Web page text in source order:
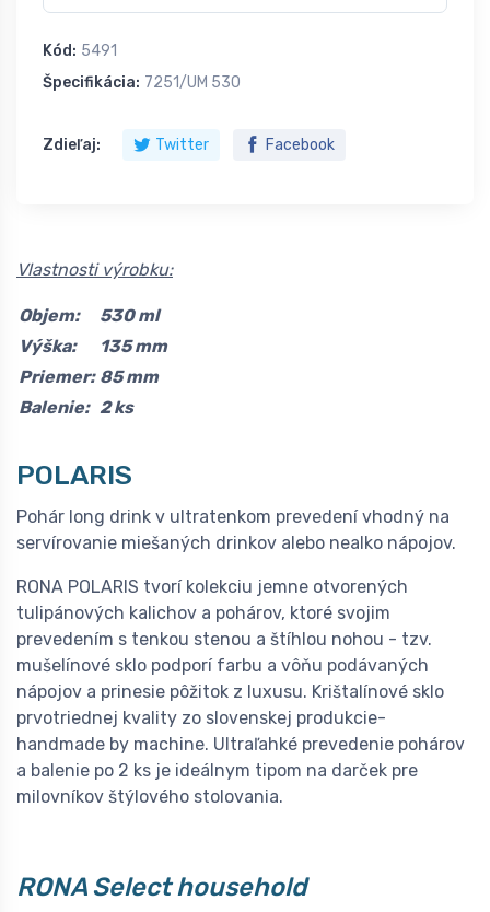
Kód: 5491
Špecifikácia: 7251/UM 530
Zdieľaj: Twitter Facebook
Vlastnosti výrobku:
Objem:
530 ml
Výška:
135 mm
Priemer: 85 mm
Balenie: 2 ks
POLARIS
Pohár long drink v ultratenkom prevedení vhodný na
servírovanie miešaných drinkov alebo nealko nápojov.
RONA POLARIS tvorí kolekciu jemne otvorených
tulipánových kalichov a pohárov, ktoré svojim
prevedením s tenkou stenou a štíhlou nohou - tzv.
mušelínové sklo podporí farbu a vôňu podávaných
nápojov a prinesie pôžitok z luxusu. Krištalínové sklo
prvotriednej kvality zo slovenskej produkcie-
handmade by machine. Ultraľahké prevedenie pohárov
a balenie po 2 ks je ideálnym tipom na darček pre
milovníkov štýlového stolovania.
RONA Select household